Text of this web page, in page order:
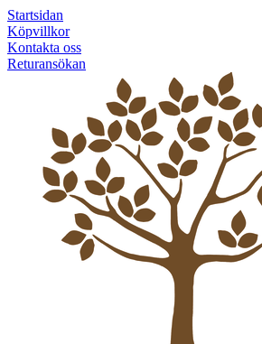
Startsidan
Köpvillkor
Kontakta oss
Returansökan